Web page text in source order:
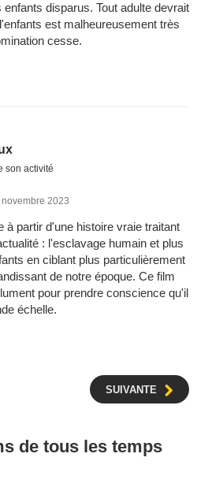
disparus. Tout adulte devrait
est malheureusement très
cesse.
son activité
2023
à partir d'une histoire vraie traitant
: l'esclavage humain et plus
en ciblant plus particulièrement
de notre époque. Ce film
pour prendre conscience qu'il
échelle.
SUIVANTE
de tous les temps